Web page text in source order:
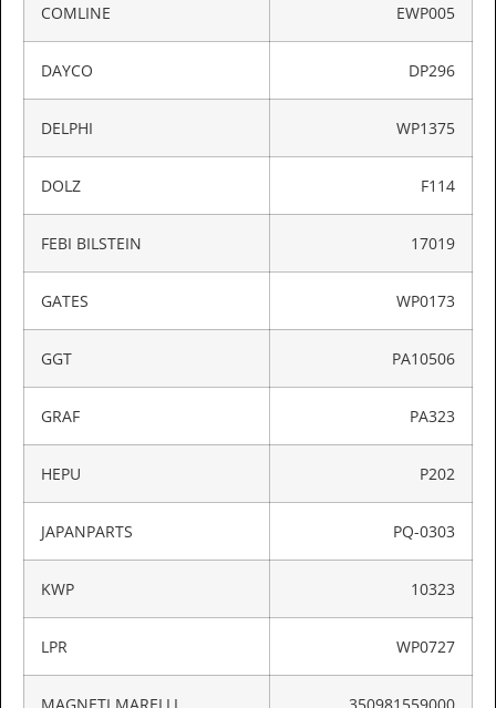
COMLINE EWP005
DAYCO DP296
DELPHI WP1375
DOLZ F114
FEBI BILSTEIN 17019
GATES WP0173
GGT PA10506
GRAF PA323
HEPU P202
JAPANPARTS PQ-0303
KWP 10323
LPR WP0727